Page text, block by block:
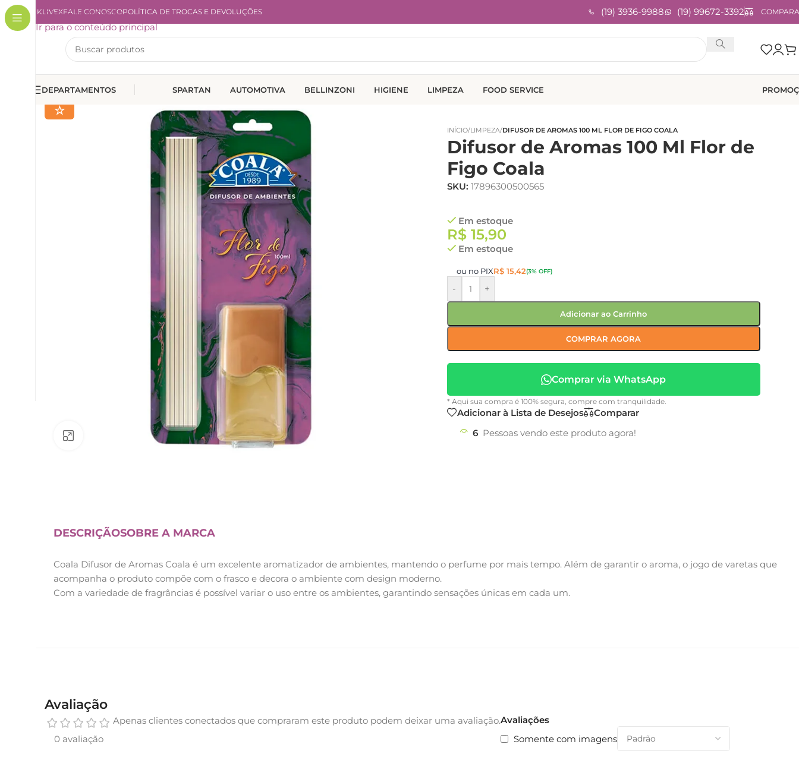
Ir para a navegação
Ir para o conteúdo principal
A KLIVEXFALE CONOSCOPOLÍTICA DE TROCAS E DEVOLUÇÕES (19) 3936-9988 (19) 99672-3392
DEPARTAMENTOS SPARTAN AUTOMOTIVA BELLINZONI HIGIENE LIMPEZA FOOD SERVICE
☆
Clique para ampliar
INÍCIO/LIMPEZA/DIFUSOR DE AROMAS 100 ML FLOR DE FIGO COALA
Difusor de Aromas 100 Ml Flor de
Figo Coala
SKU: 17896300500565
Em estoque
R$15,90
Em estoque
ou no PIXR$15,42(3% OFF)
- +
Adicionar ao Carrinho
COMPRAR AGORA
Comprar via WhatsApp
* Aqui sua compra é 100% segura, compre com tranquilidade.
Adicionar à Lista de Desejos
Comparar
6 Pessoas vendo este produto agora!
DESCRIÇÃOSOBRE A MARCA
Coala Difusor de Aromas Coala é um excelente aromatizador de ambientes, mantendo o perfume por mais tempo. Além de garantir o aroma, o jogo de varetas que
acompanha o produto compõe com o frasco e decora o ambiente com design moderno.
Com a variedade de fragrâncias é possível variar o uso entre os ambientes, garantindo sensações únicas em cada um.
Avaliação
0 avaliação
Avaliações
Somente com imagens
Apenas clientes conectados que compraram este produto podem deixar uma avaliação.